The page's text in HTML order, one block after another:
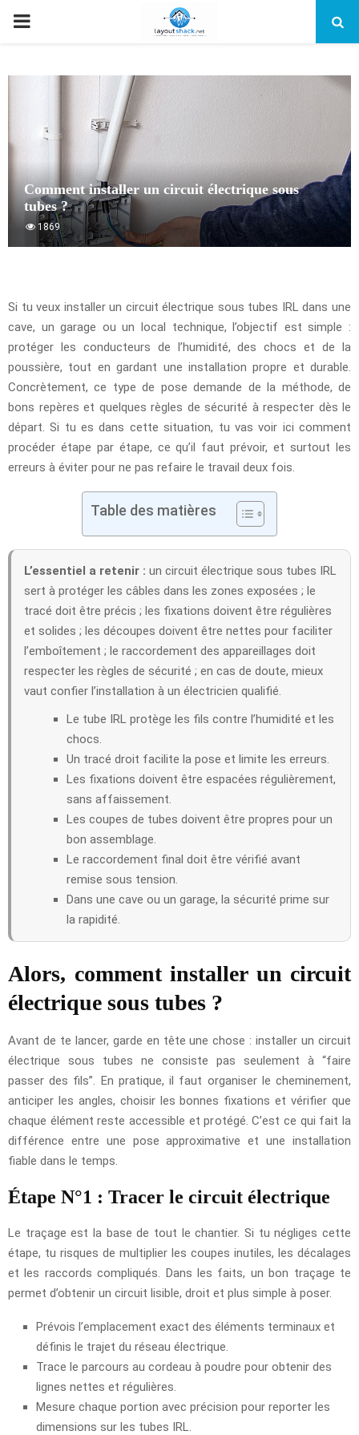
PRIMARY
Comment installer un circuit électrique sous
tubes ?
1869
Si tu veux installer un circuit électrique sous tubes IRL dans une
cave, un garage ou un local technique, l’objectif est simple :
protéger les conducteurs de l’humidité, des chocs et de la
poussière, tout en gardant une installation propre et durable.
Concrètement, ce type de pose demande de la méthode, de
bons repères et quelques règles de sécurité à respecter dès le
départ. Si tu es dans cette situation, tu vas voir ici comment
procéder étape par étape, ce qu’il faut prévoir, et surtout les
erreurs à éviter pour ne pas refaire le travail deux fois.
Table des matières
L’essentiel a retenir : un circuit électrique sous tubes IRL
sert à protéger les câbles dans les zones exposées ; le
tracé doit être précis ; les fixations doivent être régulières
et solides ; les découpes doivent être nettes pour faciliter
l’emboîtement ; le raccordement des appareillages doit
respecter les règles de sécurité ; en cas de doute, mieux
vaut confier l’installation à un électricien qualifié.
Le tube IRL protège les fils contre l’humidité et les
chocs.
Un tracé droit facilite la pose et limite les erreurs.
Les fixations doivent être espacées régulièrement,
sans affaissement.
Les coupes de tubes doivent être propres pour un
bon assemblage.
Le raccordement final doit être vérifié avant
remise sous tension.
Dans une cave ou un garage, la sécurité prime sur
la rapidité.
Alors, comment installer un circuit
électrique sous tubes ?
Avant de te lancer, garde en tête une chose : installer un circuit
électrique sous tubes ne consiste pas seulement à “faire
passer des fils”. En pratique, il faut organiser le cheminement,
anticiper les angles, choisir les bonnes fixations et vérifier que
chaque élément reste accessible et protégé. C’est ce qui fait la
différence entre une pose approximative et une installation
fiable dans le temps.
Étape N°1 : Tracer le circuit électrique
Le traçage est la base de tout le chantier. Si tu négliges cette
étape, tu risques de multiplier les coupes inutiles, les décalages
et les raccords compliqués. Dans les faits, un bon traçage te
permet d’obtenir un circuit lisible, droit et plus simple à poser.
Prévois l’emplacement exact des éléments terminaux et
définis le trajet du réseau électrique.
Trace le parcours au cordeau à poudre pour obtenir des
lignes nettes et régulières.
Mesure chaque portion avec précision pour reporter les
dimensions sur les tubes IRL.